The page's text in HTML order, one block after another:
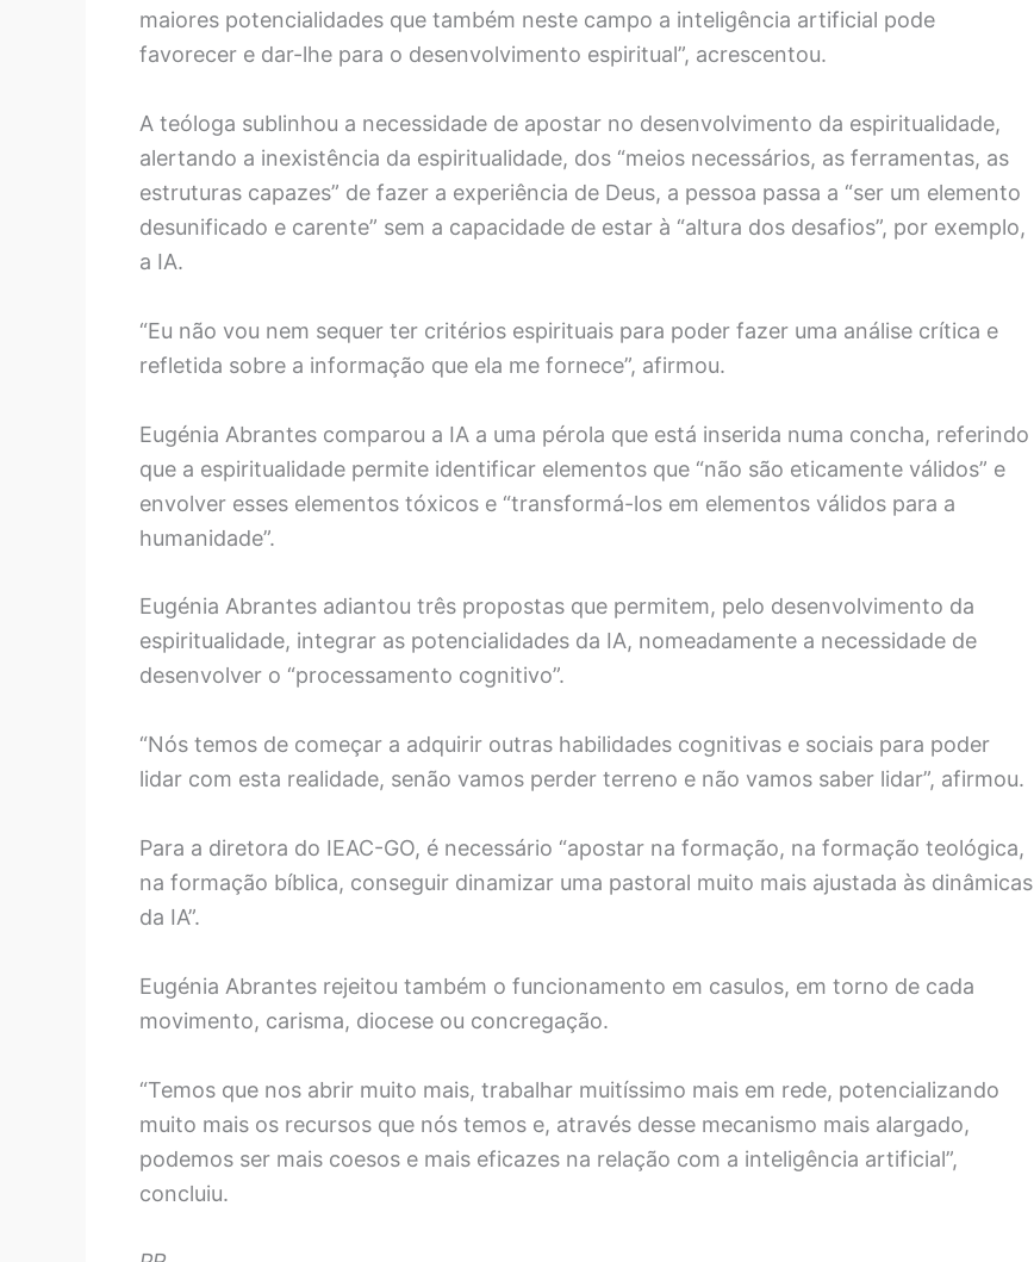
maiores potencialidades que também neste campo a inteligência artificial pode
favorecer e dar-lhe para o desenvolvimento espiritual”, acrescentou.
A teóloga sublinhou a necessidade de apostar no desenvolvimento da espiritualidade,
alertando a inexistência da espiritualidade, dos “meios necessários, as ferramentas, as
estruturas capazes” de fazer a experiência de Deus, a pessoa passa a “ser um elemento
desunificado e carente” sem a capacidade de estar à “altura dos desafios”, por exemplo,
a IA.
“Eu não vou nem sequer ter critérios espirituais para poder fazer uma análise crítica e
refletida sobre a informação que ela me fornece”, afirmou.
Eugénia Abrantes comparou a IA a uma pérola que está inserida numa concha, referindo
que a espiritualidade permite identificar elementos que “não são eticamente válidos” e
envolver esses elementos tóxicos e “transformá-los em elementos válidos para a
humanidade”.
Eugénia Abrantes adiantou três propostas que permitem, pelo desenvolvimento da
espiritualidade, integrar as potencialidades da IA, nomeadamente a necessidade de
desenvolver o “processamento cognitivo”.
“Nós temos de começar a adquirir outras habilidades cognitivas e sociais para poder
lidar com esta realidade, senão vamos perder terreno e não vamos saber lidar”, afirmou.
Para a diretora do IEAC-GO, é necessário “apostar na formação, na formação teológica,
na formação bíblica, conseguir dinamizar uma pastoral muito mais ajustada às dinâmicas
da IA”.
Eugénia Abrantes rejeitou também o funcionamento em casulos, em torno de cada
movimento, carisma, diocese ou concregação.
“Temos que nos abrir muito mais, trabalhar muitíssimo mais em rede, potencializando
muito mais os recursos que nós temos e, através desse mecanismo mais alargado,
podemos ser mais coesos e mais eficazes na relação com a inteligência artificial”,
concluiu.